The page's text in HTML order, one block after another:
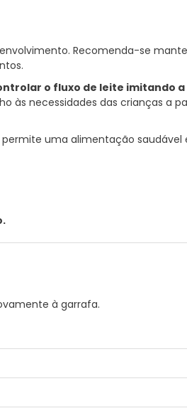
Recomenda-se
o fluxo de leite imitando
necessidades das crianças a
uma alimentação
à garrafa.